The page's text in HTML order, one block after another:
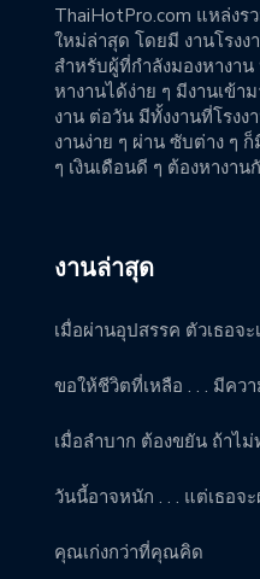
ThaiHotPro.com แหล่งร
ใหม่ล่าสุด โดยมี งานโรงง
สำหรับผู้ที่กำลังมองหางา
หางานได้ง่าย ๆ มีงานเข้า
งาน ต่อวัน มีทั้งงานที่โรงง
งานง่าย ๆ ผ่าน ซับต่าง ๆ
ๆ เงินเดือนดี ๆ ต้องหางา
งานล่าสุด
เมื่อผ่านอุปสรรค ตัวเธอจะ
ขอให้ชีวิตที่เหลือ . . . มีคว
เมื่อลำบาก ต้องขยัน ถ้าไ
วันนี้อาจหนัก . . . แต่เธอจ
คุณเก่งกว่าที่คุณคิด